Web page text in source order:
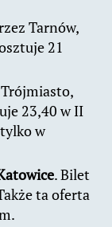
Tarnów,
21
23,40 w II
w
. Bilet
ta oferta